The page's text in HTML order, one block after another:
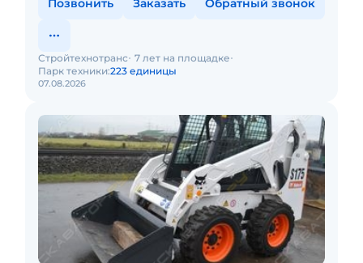
Позвонить Заказать Обратный звонок
07.08.2026
Стройтехнотранс 7 лет на площадке
Парк техники:223 единицы